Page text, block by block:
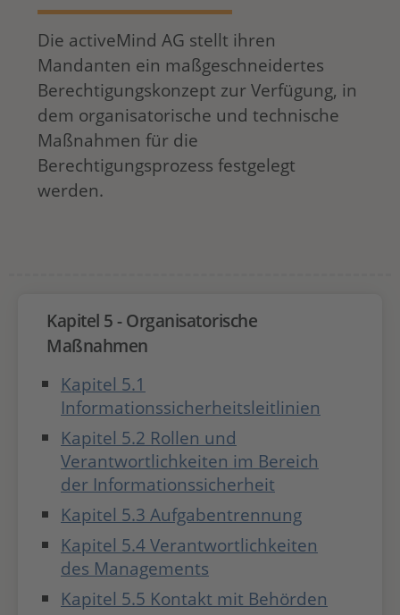
Die activeMind AG stellt ihren
Mandanten ein maßgeschneidertes
Berechtigungskonzept zur Verfügung, in
dem organisatorische und technische
Maßnahmen für die
Berechtigungsprozess festgelegt
werden.
Kapitel 5 - Organisatorische
Maßnahmen
Kapitel 5.1
Informationssicherheitsleitlinien
Kapitel 5.2 Rollen und
Verantwortlichkeiten im Bereich
der Informationssicherheit
Kapitel 5.3 Aufgabentrennung
Kapitel 5.4 Verantwortlichkeiten
des Managements
Kapitel 5.5 Kontakt mit Behörden